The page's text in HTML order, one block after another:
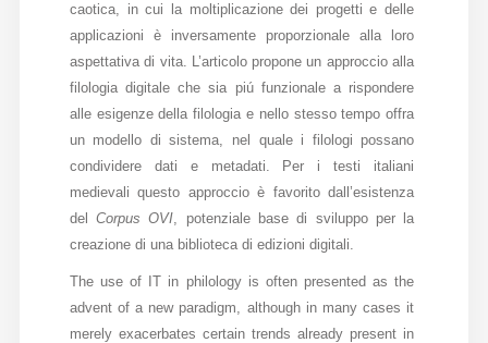
direzione@medioevoromanzo.it
caotica, in cui la moltiplicazione dei progetti e delle
applicazioni è inversamente proporzionale alla loro
aspettativa di vita. L’articolo propone un approccio alla
filologia digitale che sia piú funzionale a rispondere
alle esigenze della filologia e nello stesso tempo offra
un modello di sistema, nel quale i filologi possano
condividere dati e metadati. Per i testi italiani
medievali questo approccio è favorito dall’esistenza
delCorpus OVI, potenziale base di sviluppo per la
creazione di una biblioteca di edizioni digitali.
The use of IT in philology is often presented as the
advent of a new paradigm, although in many cases it
merely exacerbates certain trends already present in